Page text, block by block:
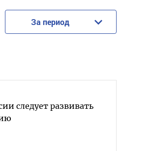
За период
следует развивать